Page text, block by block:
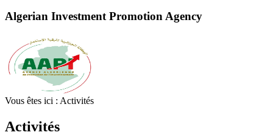
Algerian Investment Promotion Agency
Vous êtes ici : Activités
Activités